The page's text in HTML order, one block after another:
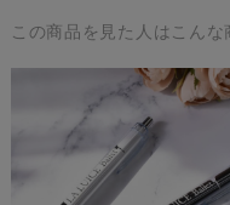
この商品を見た人はこん